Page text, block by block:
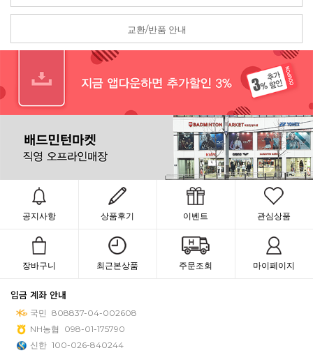
교환/반품 안내
공지사항 상품후기 이벤트 관심상품
장바구니 최근본상품 주문조회 마이페이지
입금 계좌 안내
국민 808837-04-002608
NH농협
098-01-175790
신한 100-026-840244